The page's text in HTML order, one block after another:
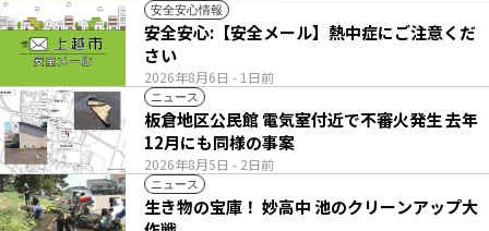
安全安心情報
2026年8月6日 - 1日前
安全安心:【安全メール】熱中症にご注意くだ
さい
ニュース
2026年8月5日 - 2日前
板倉地区公民館 電気室付近で不審火発生 去年
12月にも同様の事案
ニュース
生き物の宝庫！ 妙高中 池のクリーンアップ大